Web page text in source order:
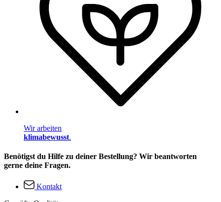
Wir arbeiten
klimabewusst.
Benötigst du Hilfe zu deiner Bestellung? Wir beantworten
gerne deine Fragen.
Kontakt